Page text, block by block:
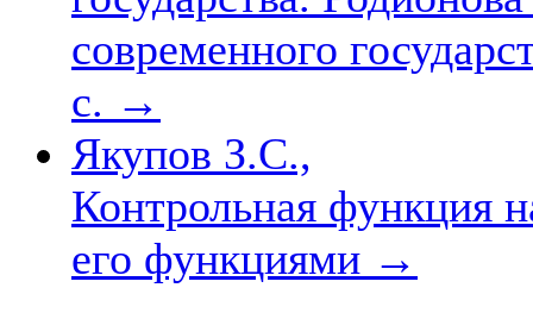
современного
с. →
Якупов З.С.,
Контрольная функция
его функциями →